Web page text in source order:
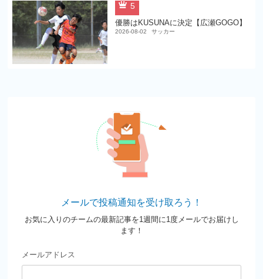
5
優勝はKUSUNAに決定【広瀬GOGO】
2026-08-02 サッカー
メールで投稿通知を受け取ろう！
お気に入りのチームの最新記事を1週間に1度メールでお届けし
ます！
メールアドレス